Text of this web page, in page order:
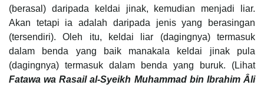
(berasal) daripada keldai jinak, kemudian menjadi liar.
Akan tetapi ia adalah daripada jenis yang berasingan
(tersendiri). Oleh itu, keldai liar (dagingnya) termasuk
dalam benda yang baik manakala keldai jinak pula
(dagingnya) termasuk dalam benda yang buruk. (Lihat
Fatawa wa Rasail al-Syeikh Muhammad bin Ibrahim Âli